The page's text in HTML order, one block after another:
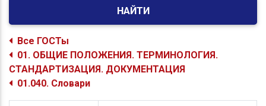
НАЙТИ
Все ГОСТы
01. ОБЩИЕ ПОЛОЖЕНИЯ. ТЕРМИНОЛОГИЯ.
СТАНДАРТИЗАЦИЯ. ДОКУМЕНТАЦИЯ
01.040. Словари